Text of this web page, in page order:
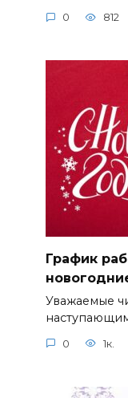
0 812
График
Уважаемые
0 1к.